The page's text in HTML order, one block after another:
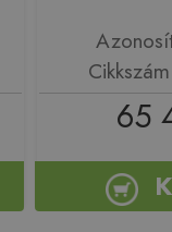
65